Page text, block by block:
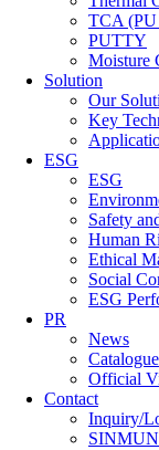
TCA
PUTTY
Moisture
Solution
Our
Key
ESG
ESG
Safety
Human
Ethical
Social
ESG
PR
News
Catalogue
Official
Contact
Inquiry/